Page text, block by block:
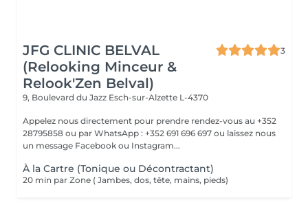
JFG CLINIC BELVAL
(Relooking Minceur &
Relook'Zen Belval)
3
9, Boulevard du Jazz Esch-sur-Alzette L-4370
Appelez nous directement pour prendre rendez-vous au +352
28795858 ou par WhatsApp : +352 691 696 697 ou laissez nous
un message Facebook ou Instagram...
À la Cartre (Tonique ou Décontractant)
20 min par Zone ( Jambes, dos, tête, mains, pieds)